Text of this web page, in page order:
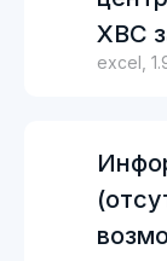
ХВС
excel,